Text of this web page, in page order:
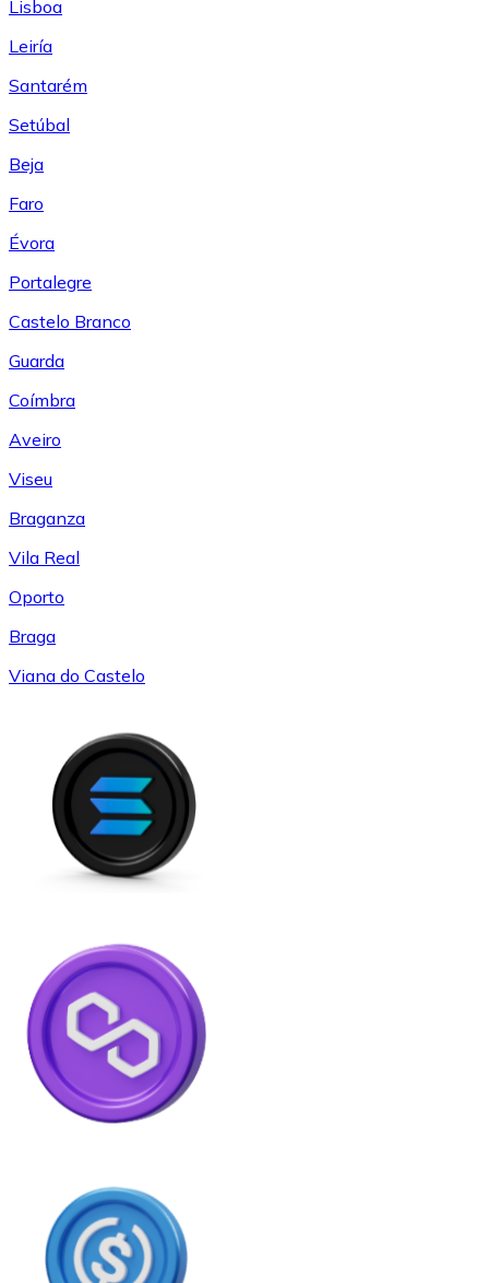
Lisboa
Leiría
Santarém
Setúbal
Beja
Faro
Évora
Portalegre
Castelo Branco
Guarda
Coímbra
Aveiro
Viseu
Braganza
Vila Real
Oporto
Braga
Viana do Castelo